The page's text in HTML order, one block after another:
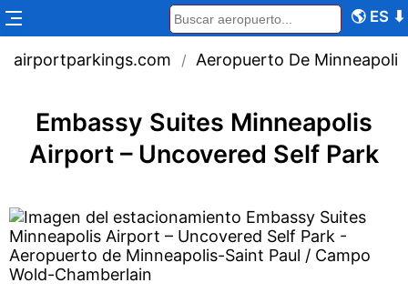
🌎 ES ⬇
airportparkings.com / Aeropuerto De
Embassy Suites Minneapolis
Airport – Uncovered Self Park